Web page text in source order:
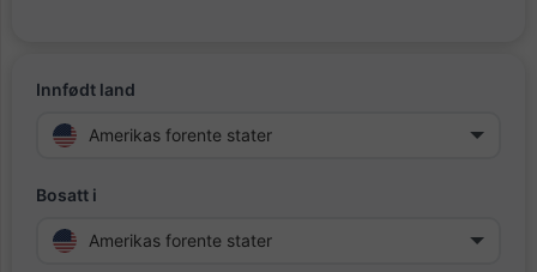
Innfødt land
Amerikas forente stater
Bosatt i
Amerikas forente stater